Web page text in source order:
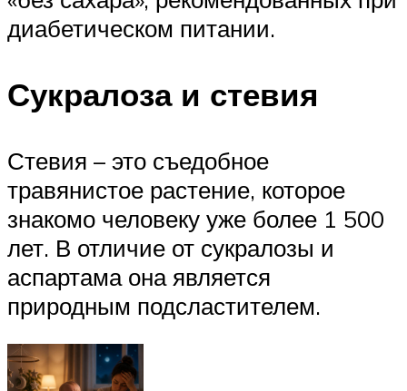
диабетическом питании.
Сукралоза и стевия
Стевия – это съедобное
травянистое растение, которое
знакомо человеку уже более 1 500
лет. В отличие от сукралозы и
аспартама она является
природным подсластителем.